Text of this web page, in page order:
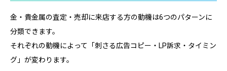
金・貴金属の査定・売却に来店する方の動機は6つのパターンに
分類できます。
それぞれの動機によって「刺さる広告コピー・LP訴求・タイミン
グ」が変わります。